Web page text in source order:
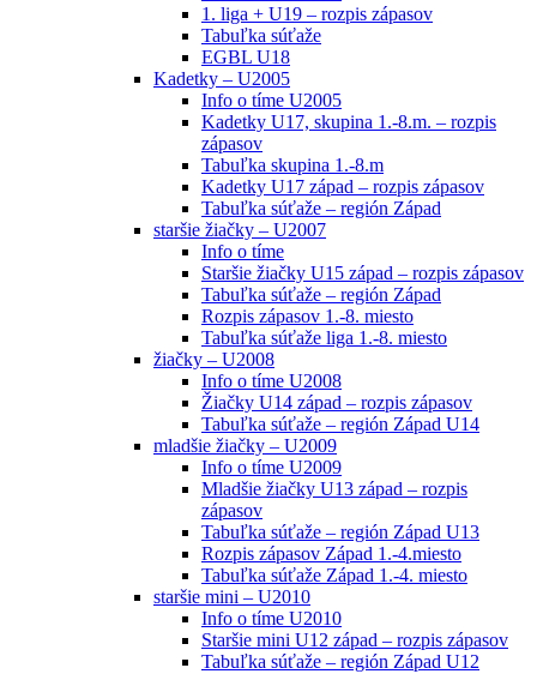
1. liga + U19 – rozpis zápasov
Tabuľka súťaže
EGBL U18
Kadetky – U2005
Info o tíme U2005
Kadetky U17, skupina 1.-8.m. – rozpis
zápasov
Tabuľka skupina 1.-8.m
Kadetky U17 západ – rozpis zápasov
Tabuľka súťaže – región Západ
staršie žiačky – U2007
Info o tíme
Staršie žiačky U15 západ – rozpis zápasov
Tabuľka súťaže – región Západ
Rozpis zápasov 1.-8. miesto
Tabuľka súťaže liga 1.-8. miesto
žiačky – U2008
Info o tíme U2008
Žiačky U14 západ – rozpis zápasov
Tabuľka súťaže – región Západ U14
mladšie žiačky – U2009
Info o tíme U2009
Mladšie žiačky U13 západ – rozpis
zápasov
Tabuľka súťaže – región Západ U13
Rozpis zápasov Západ 1.-4.miesto
Tabuľka súťaže Západ 1.-4. miesto
staršie mini – U2010
Info o tíme U2010
Staršie mini U12 západ – rozpis zápasov
Tabuľka súťaže – región Západ U12